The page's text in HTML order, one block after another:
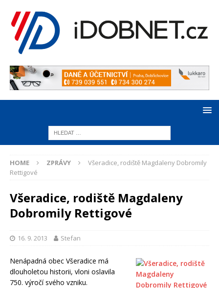
HOME ZPRÁVY
Všeradice, rodiště Magdaleny Dobromily
Rettigové
Všeradice, rodiště Magdaleny
Dobromily Rettigové
16. 9. 2013 Stefan
Nenápadná obec Všeradice má
dlouholetou historii, vloni oslavila
750. výročí svého vzniku.